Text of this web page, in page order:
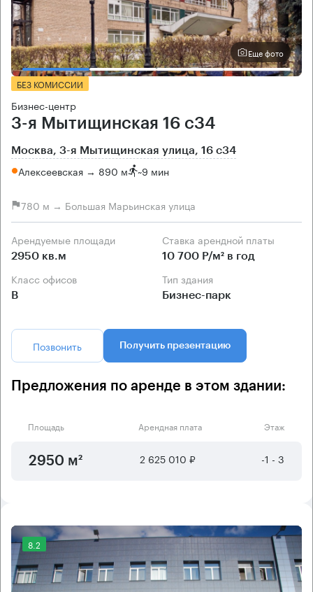
Еще фото
БЕЗ КОМИССИИ
Бизнес-центр
3-я Мытищинская 16 с34
Москва, 3-я Мытищинская улица, 16 с34
Алексеевская → 890 м ~9 мин
780 м → Большая Марьинская улица
Арендуемые площади
2950 кв.м
Ставка арендной платы
10 700 Р/м² в год
Класс офисов
B
Тип здания
Бизнес-парк
Позвонить Получить презентацию
Предложения по аренде в этом здании:
Площадь Арендная плата Этаж
2950 м² 2 625 010 ₽ -1 - 3
8.2